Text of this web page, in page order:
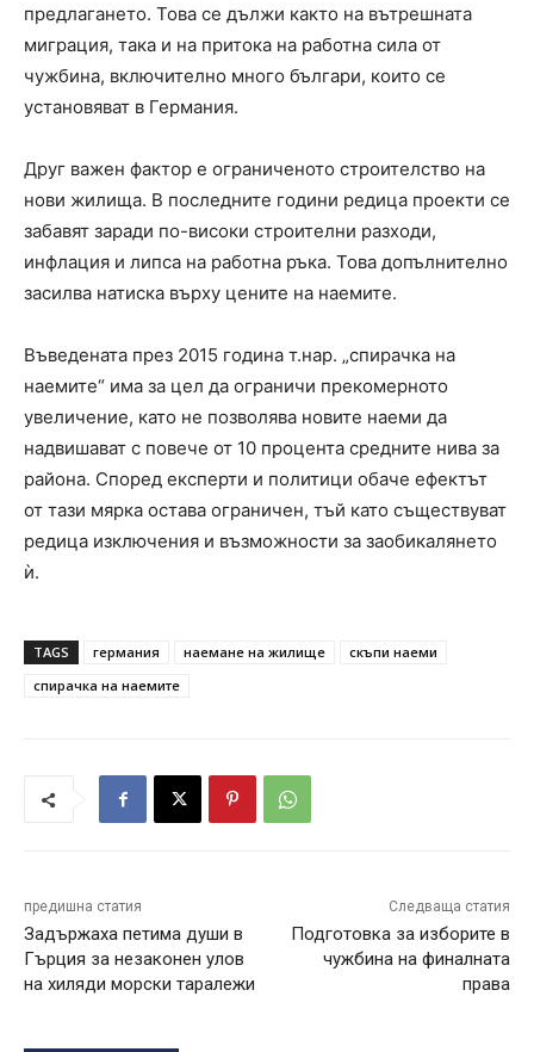
предлагането. Това се дължи както на вътрешната
миграция, така и на притока на работна сила от
чужбина, включително много българи, които се
установяват в Германия.
Друг важен фактор е ограниченото строителство на
нови жилища. В последните години редица проекти се
забавят заради по-високи строителни разходи,
инфлация и липса на работна ръка. Това допълнително
засилва натиска върху цените на наемите.
Въведената през 2015 година т.нар. „спирачка на
наемите“ има за цел да ограничи прекомерното
увеличение, като не позволява новите наеми да
надвишават с повече от 10 процента средните нива за
района. Според експерти и политици обаче ефектът
от тази мярка остава ограничен, тъй като съществуват
редица изключения и възможности за заобикалянето
ѝ.
TAGS германия наемане на жилище
скъпи наеми
спирачка на наемите
предишна статия
Задържаха петима души в
Гърция за незаконен улов
на хиляди морски таралежи
Следваща статия
Подготовка за изборите в
чужбина на финалната
права